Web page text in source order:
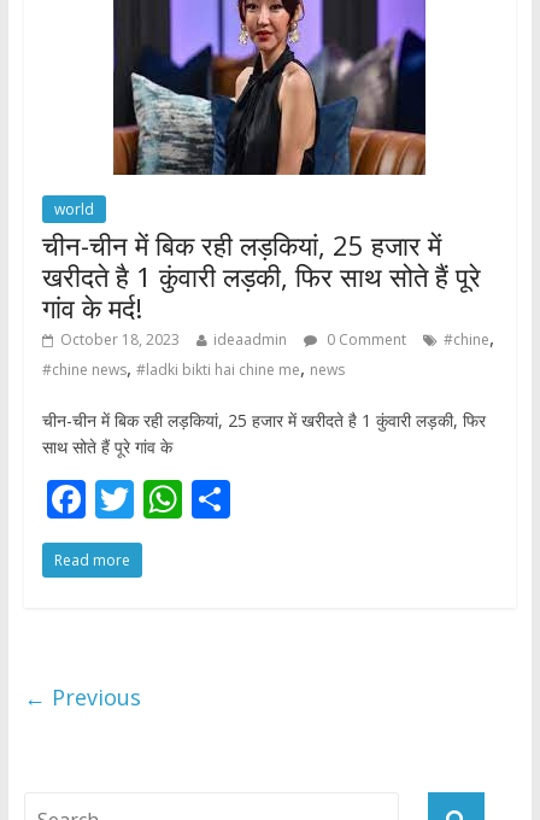
world
चीन-चीन में बिक रही लड़कियां, 25 हजार में
खरीदते है 1 कुंवारी लड़की, फिर साथ सोते हैं पूरे
गांव के मर्द!
October 18, 2023 ideaadmin 0 Comment #chine,
#chine news, #ladki bikti hai chine me, news
चीन-चीन में बिक रही लड़कियां, 25 हजार में खरीदते है 1 कुंवारी लड़की, फिर
साथ सोते हैं पूरे गांव के
F
ac
e
o
T
w
itt
W S
Read more
← Previous